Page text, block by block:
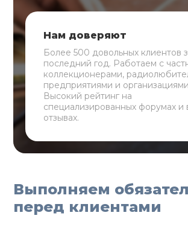
Нам доверяют
Более 500 довольных клиентов
последний год. Работаем с
коллекционерами,
предприятиями и
Высокий рейтинг на
специализированных форумах и
отзывах.
Выполняем
перед клиентами